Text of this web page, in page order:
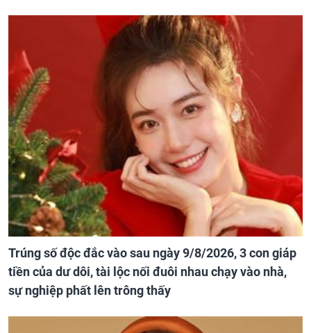
Trúng số độc đắc vào sau ngày 9/8/2026, 3 con giáp
tiền của dư dôi, tài lộc nối đuôi nhau chạy vào nhà,
sự nghiệp phất lên trông thấy